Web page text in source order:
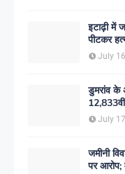
इटाढ़ी में
पीटकर
July
डुमरांव के
इतिहास
July
जमीनी
पर